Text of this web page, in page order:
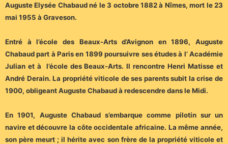
Auguste Elysée Chabaud né le 3 octobre 1882 à Nîmes, mort le 23
mai 1955 à Graveson.
Entré à l’école des Beaux-Arts d’Avignon en 1896, Auguste
Chabaud part à Paris en 1899 poursuivre ses études à l’ Académie
Julian et à l’école des Beaux-Arts. Il rencontre Henri Matisse et
André Derain. La propriété viticole de ses parents subit la crise de
1900, obligeant Auguste Chabaud à redescendre dans le Midi.
En 1901, Auguste Chabaud s’embarque comme pilotin sur un
navire et découvre la côte occidentale africaine. La même année,
son père meurt ; il hérite avec son frère de la propriété viticole et